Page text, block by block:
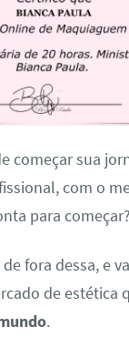
começar sua
com o
para começar?
fora dessa, e
de estética
.